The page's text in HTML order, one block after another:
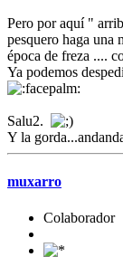
Pero por aquí "
pesquero haga una
época de freza ....
Ya podemos
Salu2.
Y la
muxarro
Colaborador